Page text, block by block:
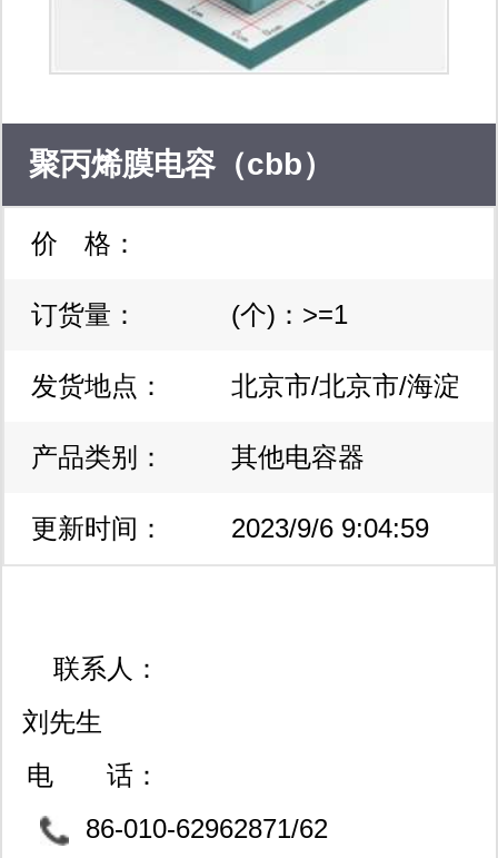
聚丙烯膜电容（cbb）
b32776e8146k000，原装现
货，热卖中
价 格：
订货量： (个)：>=1
发货地点： 北京市/北京市/海淀
区
产品类别： 其他电容器
更新时间： 2023/9/6 9:04:59
联系人：
刘先生
电 话：
86-010-62962871/62